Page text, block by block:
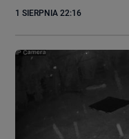
1 SIERPNIA 22:16